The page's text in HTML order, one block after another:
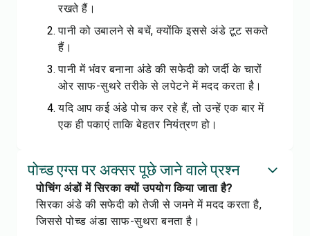
रखते हैं।
पानी को उबालने से बचें, क्योंकि इससे अंडे टूट सकते
हैं।
पानी में भंवर बनाना अंडे की सफेदी को जर्दी के चारों
ओर साफ-सुथरे तरीके से लपेटने में मदद करता है।
यदि आप कई अंडे पोच कर रहे हैं, तो उन्हें एक बार में
एक ही पकाएं ताकि बेहतर नियंत्रण हो।
पोच्ड एग्स पर अक्सर पूछे जाने वाले प्रश्न
पोचिंग अंडों में सिरका क्यों उपयोग किया जाता है?
सिरका अंडे की सफेदी को तेजी से जमने में मदद करता है,
जिससे पोच्ड अंडा साफ-सुथरा बनता है।